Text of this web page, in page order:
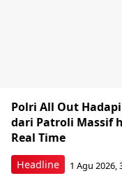
Headline
Polri All Out
dari Patroli Massif
Real Time
1 Agu 2026,